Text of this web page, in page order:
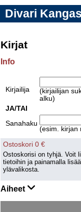
Divari Kangas
Kirjat
Info
Kirjailija
(kirjailijan
alku)
JA/TAI
Sanahaku
(esim. kirjan
Ostoskori 0 €
Ostoskorisi on tyhjä. Voit
tietoihin ja painamalla
ylävalikosta.
Aiheet